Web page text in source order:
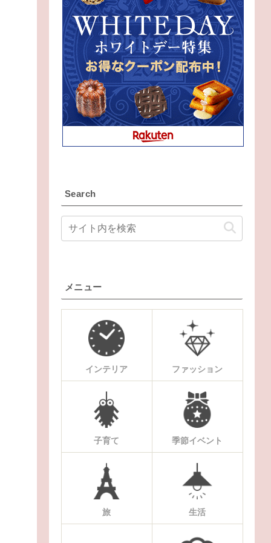
Search
メニュー
インテリア ファッション
子育て 季節イベント
旅 生活